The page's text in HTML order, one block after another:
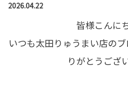
2026.04.22
皆様こんに
いつも太田りゅうまい店の
りがとうござ